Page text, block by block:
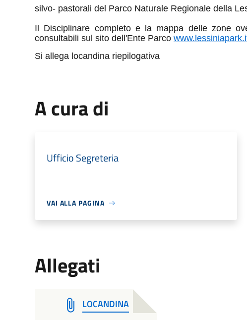
silvo- pastorali del Parco Naturale Regionale della
Il Disciplinare completo e la mappa delle zone
consultabili sul sito dell'Ente Parco
Si allega locandina riepilogativa
A cura di
Ufficio Segreteria
VAI ALLA PAGINA
Allegati
LOCANDINA